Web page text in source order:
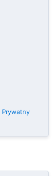
Prywatny